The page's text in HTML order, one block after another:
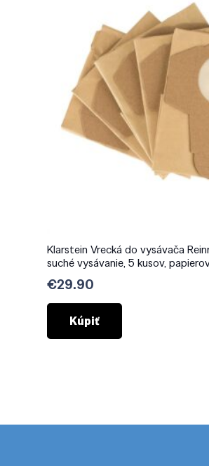
Klarstein Vrecká do vysávača
suché vysávanie, 5 kusov,
€29.90
Kúpiť